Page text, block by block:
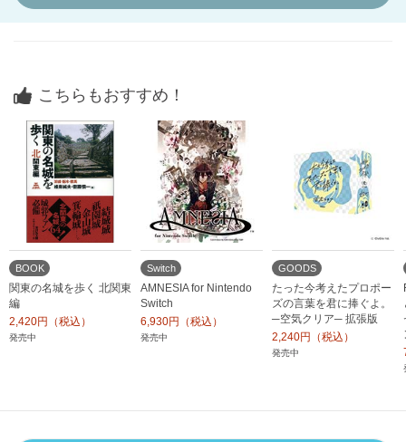
こちらもおすすめ！
BOOK
関東の名城を歩く 北関東
編
2,420円（税込）
発売中
Switch
AMNESIA for Nintendo
Switch
6,930円（税込）
発売中
GOODS
たった今考えたプロポー
ズの言葉を君に捧ぐよ。
─空気クリア─ 拡張版
2,240円（税込）
発売中